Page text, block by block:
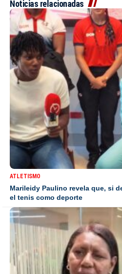
Noticias relacionadas
ATLETISMO
Marileidy Paulino revela que, si
el tenis como deporte